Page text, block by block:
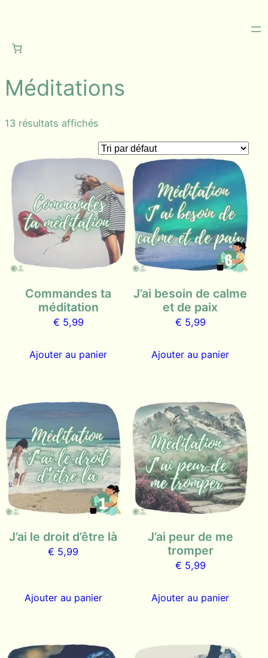
contenu
Méditations
13 résultats affichés
Commandes ta
méditation
€ 5,99
Ajouter au panier
J’ai besoin de calme
et de paix
€ 5,99
Ajouter au panier
J’ai le droit d’être là
€ 5,99
Ajouter au panier
J’ai peur de me
tromper
€ 5,99
Ajouter au panier